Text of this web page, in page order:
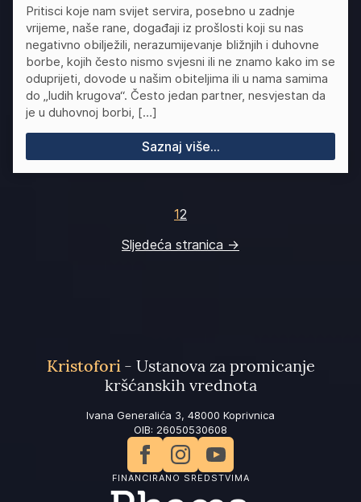
Pritisci koje nam svijet servira, posebno u zadnje
vrijeme, naše rane, događaji iz prošlosti koji su nas
negativno obilježili, nerazumijevanje bližnjih i duhovne
borbe, kojih često nismo svjesni ili ne znamo kako im se
oduprijeti, dovode u našim obiteljima ili u nama samima
do „ludih krugova“. Često jedan partner, nesvjestan da
je u duhovnoj borbi, […]
Saznaj više...
12
Sljedeća stranica →
Kristofori - Ustanova za promicanje
kršćanskih vrednota
Ivana Generalića 3, 48000 Koprivnica
OIB: 26050530608
FINANCIRANO SREDSTVIMA